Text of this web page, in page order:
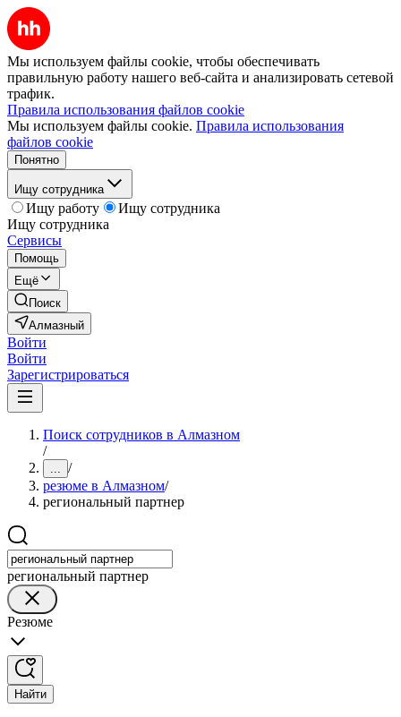
Мы используем файлы cookie, чтобы обеспечивать
правильную работу нашего веб-сайта и анализировать сетевой
трафик.
Правила использования файлов cookie
Мы используем файлы cookie. Правила использования
файлов cookie
Понятно
Ищу сотрудника
Ищу работу
Ищу сотрудника
Ищу сотрудника
Сервисы
Помощь
Ещё
Поиск
Алмазный
Войти
Войти
Зарегистрироваться
Поиск сотрудников в Алмазном
/
... /
резюме в Алмазном/
региональный партнер
региональный партнер
Резюме
Найти